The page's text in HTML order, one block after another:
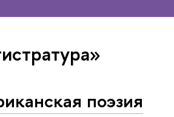
поэзия